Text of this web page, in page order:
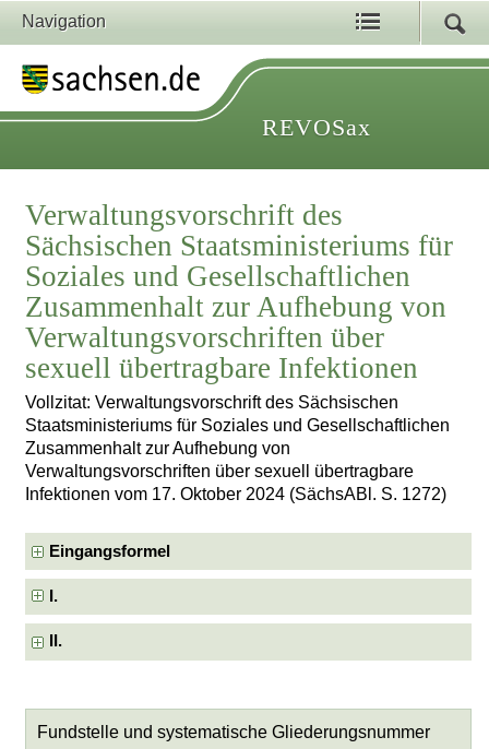
Navigation
REVOSax
Verwaltungsvorschrift des
Sächsischen Staatsministeriums für
Soziales und Gesellschaftlichen
Zusammenhalt zur Aufhebung von
Verwaltungsvorschriften über
sexuell übertragbare Infektionen
Vollzitat: Verwaltungsvorschrift des Sächsischen
Staatsministeriums für Soziales und Gesellschaftlichen
Zusammenhalt zur Aufhebung von
Verwaltungsvorschriften über sexuell übertragbare
Infektionen vom 17. Oktober 2024 (SächsABl. S. 1272)
Eingangsformel
I.
II.
Fundstelle und systematische Gliederungsnummer